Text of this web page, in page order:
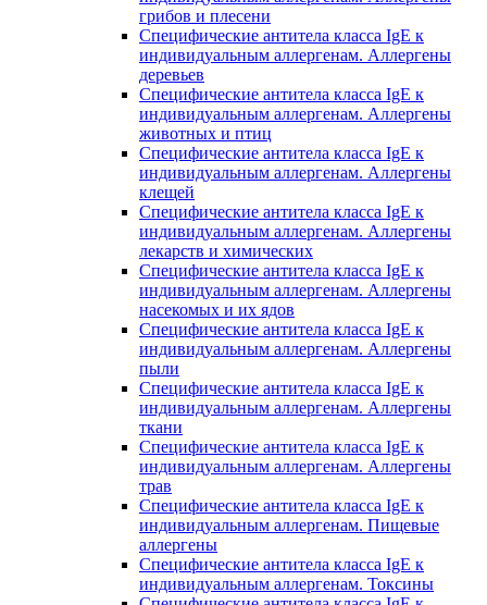
грибов и плесени
Специфические антитела класса IgE к
индивидуальным аллергенам. Аллергены
деревьев
Специфические антитела класса IgE к
индивидуальным аллергенам. Аллергены
животных и птиц
Специфические антитела класса IgE к
индивидуальным аллергенам. Аллергены
клещей
Специфические антитела класса IgE к
индивидуальным аллергенам. Аллергены
лекарств и химических
Специфические антитела класса IgE к
индивидуальным аллергенам. Аллергены
насекомых и их ядов
Специфические антитела класса IgE к
индивидуальным аллергенам. Аллергены
пыли
Специфические антитела класса IgE к
индивидуальным аллергенам. Аллергены
ткани
Специфические антитела класса IgE к
индивидуальным аллергенам. Аллергены
трав
Специфические антитела класса IgE к
индивидуальным аллергенам. Пищевые
аллергены
Специфические антитела класса IgE к
индивидуальным аллергенам. Токсины